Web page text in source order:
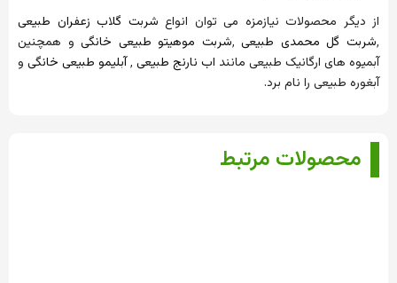
از دیگر محصولات نیازمزه می توان انواع شربت گلاب زعفران طبیعی
٬شربت گل محمدی طبیعی٬ شربت موهیتو طبیعی خانگیو همچنین
آبمیوه های ارگانیک طبیعی مانند اب نارنج طبیعی آبلیمو طبیعی خانگی و
آبغوره طبیعی را نام برد.
محصولات مرتبط